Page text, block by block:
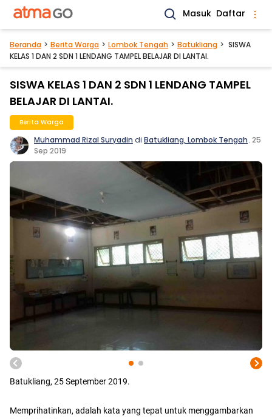
Masuk Daftar
Beranda Berita Warga Lombok Tengah Batukliang
SISWA
KELAS 1 DAN 2 SDN 1 LENDANG TAMPEL BELAJAR DI LANTAI.
SISWA KELAS 1 DAN 2 SDN 1 LENDANG TAMPEL
BELAJAR DI LANTAI.
Berita Warga
Muhammad Rizal Suryadin di Batukliang, Lombok Tengah. 25
Sep 2019
Batukliang, 25 September 2019.
Memprihatinkan, adalah kata yang tepat untuk menggambarkan